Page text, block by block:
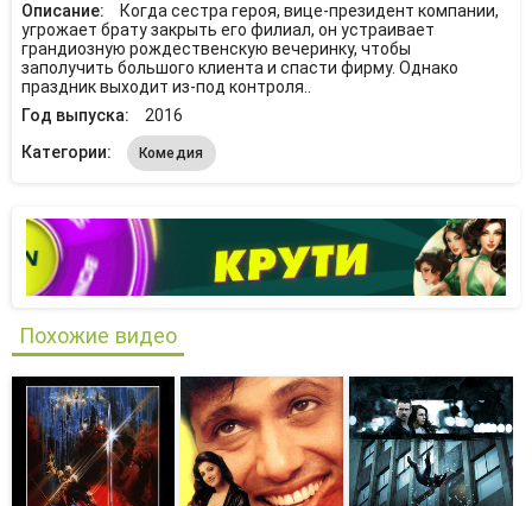
Описание:
Когда сестра героя, вице-президент компании,
угрожает брату закрыть его филиал, он устраивает
грандиозную рождественскую вечеринку, чтобы
заполучить большого клиента и спасти фирму. Однако
праздник выходит из-под контроля..
Год выпуска:
2016
Категории:
Комедия
Похожие видео